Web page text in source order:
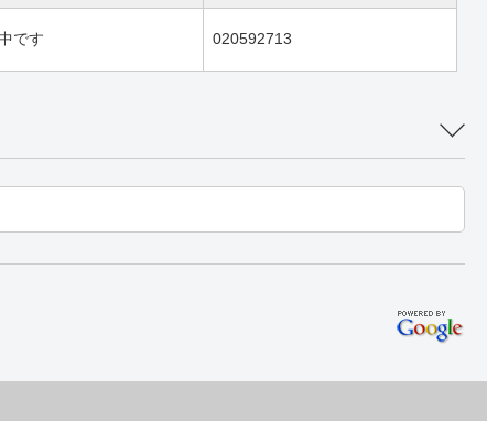
です 020592713